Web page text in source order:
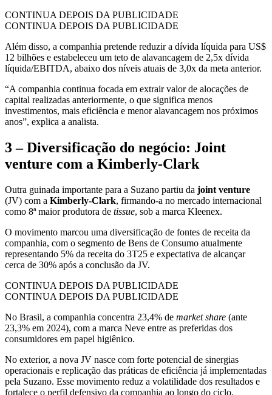
CONTINUA DEPOIS DA PUBLICIDADE
CONTINUA DEPOIS DA PUBLICIDADE
Além disso, a companhia pretende reduzir a dívida líquida para US$
12 bilhões e estabeleceu um teto de alavancagem de 2,5x dívida
líquida/EBITDA, abaixo dos níveis atuais de 3,0x da meta anterior.
“A companhia continua focada em extrair valor de alocações de
capital realizadas anteriormente, o que significa menos
investimentos, mais eficiência e menor alavancagem nos próximos
anos”, explica a analista.
3 – Diversificação do negócio: Joint
venture com a Kimberly-Clark
Outra guinada importante para a Suzano partiu da joint venture
(JV) com a Kimberly-Clark, firmando-a no mercado internacional
como 8ª maior produtora de tissue, sob a marca Kleenex.
O movimento marcou uma diversificação de fontes de receita da
companhia, com o segmento de Bens de Consumo atualmente
representando 5% da receita do 3T25 e expectativa de alcançar
cerca de 30% após a conclusão da JV.
CONTINUA DEPOIS DA PUBLICIDADE
CONTINUA DEPOIS DA PUBLICIDADE
No Brasil, a companhia concentra 23,4% de market share (ante
23,3% em 2024), com a marca Neve entre as preferidas dos
consumidores em papel higiênico.
No exterior, a nova JV nasce com forte potencial de sinergias
operacionais e replicação das práticas de eficiência já implementadas
pela Suzano. Esse movimento reduz a volatilidade dos resultados e
fortalece o perfil defensivo da companhia ao longo do ciclo.